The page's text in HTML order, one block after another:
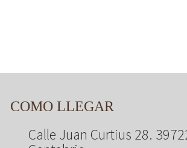
COMO LLEGAR
Calle Juan Curtius 28.